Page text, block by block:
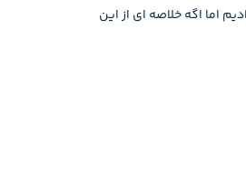
اما اگه خلاصه ای از این